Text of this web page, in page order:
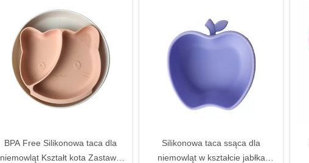
BPA Free Silikonowa taca dla
niemowląt Kształt kota Zastawa
Silikonowa taca ssąca dla
niemowląt w kształcie jabłka